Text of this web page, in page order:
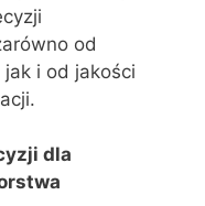
od
i od jakości
dla